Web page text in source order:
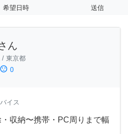
希望日時 送信
ん
/ 東京都
sentiment_dissatisfied 0
イス
収納〜携帯・PC周りまで幅